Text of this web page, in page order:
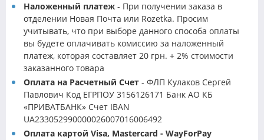
Наложенный платеж - При получении заказа в
отделении Новая Почта или Rozetka. Просим
учитывать, что при выборе данного способа оплаты
вы будете оплачивать комиссию за наложенный
платеж, которая составляет 20 грн. + 2% стоимости
заказанного товара
Оплата на Расчетный Счет - ФЛП Кулаков Сергей
Павлович Код ЕГРПОУ 3156126171 Банк АО КБ
«ПРИВАТБАНК» Счет IBAN
UA233052990000026007016006492
Оплата картой Visa, Mastercard - WayForPay